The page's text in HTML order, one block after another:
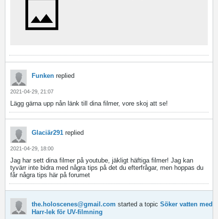
Funken replied
2021-04-29, 21:07
Lägg gärna upp nån länk till dina filmer, vore skoj att se!
Glaciär291 replied
2021-04-29, 18:00
Jag har sett dina filmer på youtube, jäkligt häftiga filmer! Jag kan
tyvärr inte bidra med några tips på det du efterfrågar, men hoppas du
får några tips här på forumet
the.holoscenes@gmail.com started a topic Söker vatten med
Harr-lek för UV-filmning